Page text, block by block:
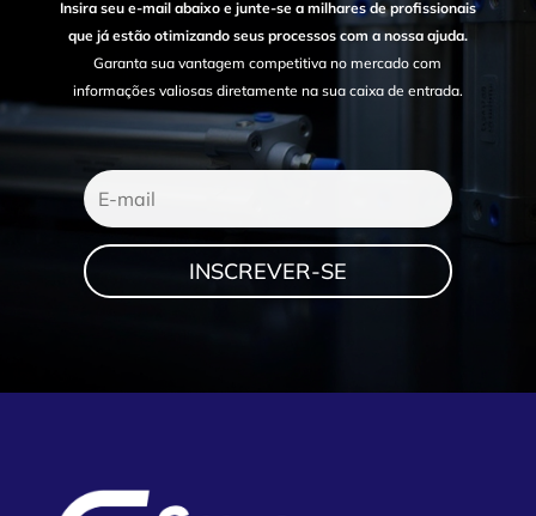
Insira seu e-mail abaixo e junte-se a milhares de profissionais
que já estão otimizando seus processos com a nossa ajuda.
Garanta sua vantagem competitiva no mercado com
informações valiosas diretamente na sua caixa de entrada.
INSCREVER-SE